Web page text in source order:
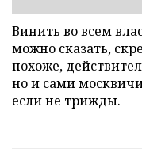
Винить во всем
можно сказать,
похоже,
но и сами
если не трижды.